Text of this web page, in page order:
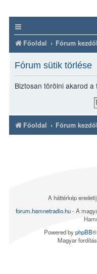
Főoldal Fórum
Fórum sütik törlése
Biztosan törölni akarod
Főoldal Fórum
A háttérkép
forum.hamnetradio.hu- A
Powered byphpBB®
Magyar